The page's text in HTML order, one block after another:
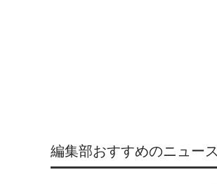
編集部おすすめのニュース